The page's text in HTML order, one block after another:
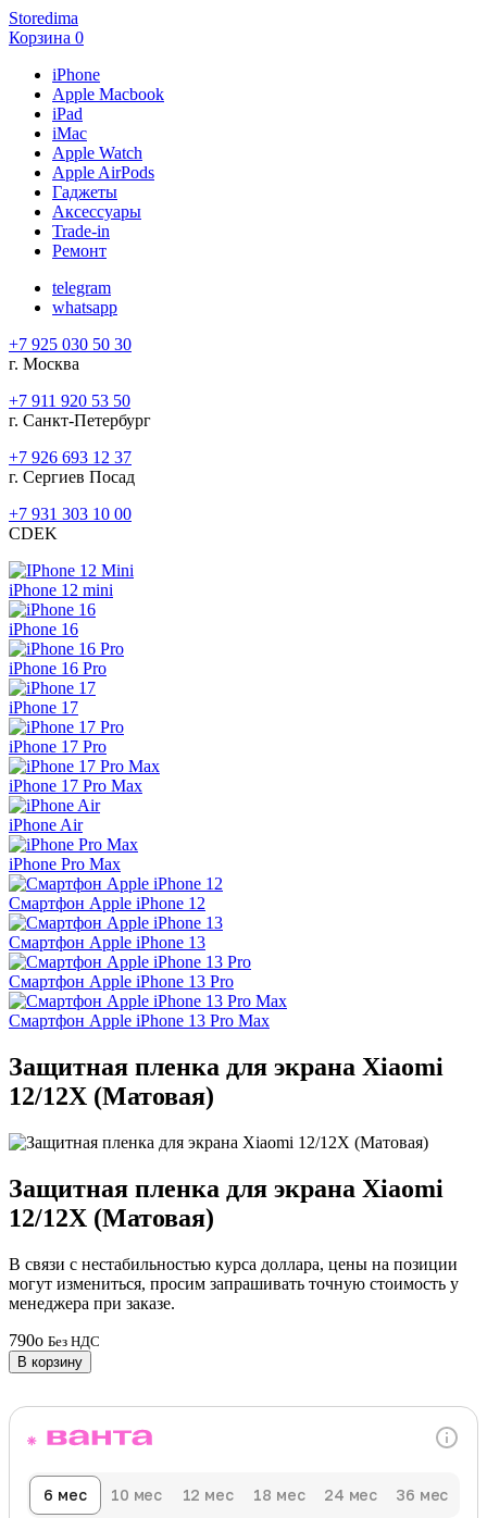
Storedima
Корзина 0
iPhone
Apple Macbook
iPad
iMac
Apple Watch
Apple AirPods
Гаджеты
Аксессуары
Trade-in
Ремонт
telegram
whatsapp
+7 925 030 50 30
г. Москва
+7 911 920 53 50
г. Санкт-Петербург
+7 926 693 12 37
г. Сергиев Посад
+7 931 303 10 00
CDEK
iPhone 12 mini
iPhone 16
iPhone 16 Pro
iPhone 17
iPhone 17 Pro
iPhone 17 Pro Max
iPhone Air
iPhone Pro Max
Смартфон Apple iPhone 12
Смартфон Apple iPhone 13
Смартфон Apple iPhone 13 Pro
Смартфон Apple iPhone 13 Pro Max
Защитная пленка для экрана Xiaomi
12/12X (Матовая)
Защитная пленка для экрана Xiaomi
12/12X (Матовая)
В связи с нестабильностью курса доллара, цены на позиции
могут измениться, просим запрашивать точную стоимость у
менеджера при заказе.
790o Без НДС
В корзину
6 мес 10 мес 12 мес 18 мес 24 мес 36 мес